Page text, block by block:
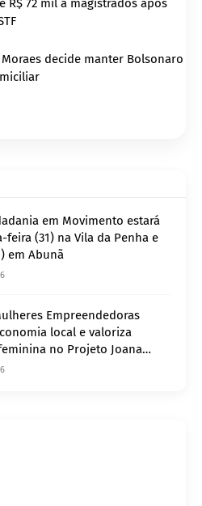
R$ 72 mil a magistrados após
decide manter Bolsonaro
em Movimento estará
feira (31) na Vila da Penha e
em Abunã
Empreendedoras
local e valoriza
no Projeto Joana